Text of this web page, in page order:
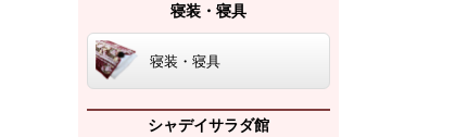
寝装・寝具
寝装・寝具
シャデイサラダ館